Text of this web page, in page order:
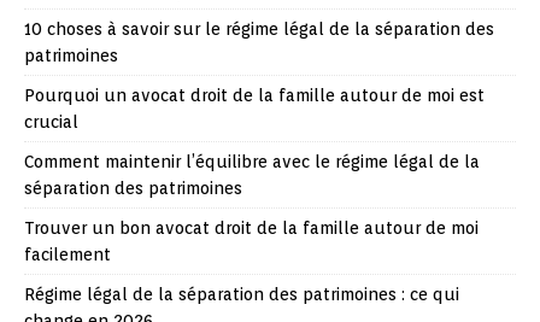
10 choses à savoir sur le régime légal de la séparation des
patrimoines
Pourquoi un avocat droit de la famille autour de moi est
crucial
Comment maintenir l’équilibre avec le régime légal de la
séparation des patrimoines
Trouver un bon avocat droit de la famille autour de moi
facilement
Régime légal de la séparation des patrimoines : ce qui